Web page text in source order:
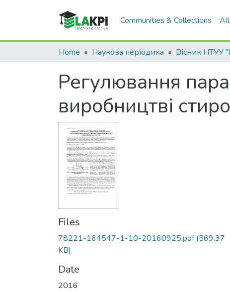
Communities & Collections
Home Наукова періодика
Регулювання
виробництві
Files
78221-164547-1-10-20160925.pdf(569.37
KB)
Date
2016